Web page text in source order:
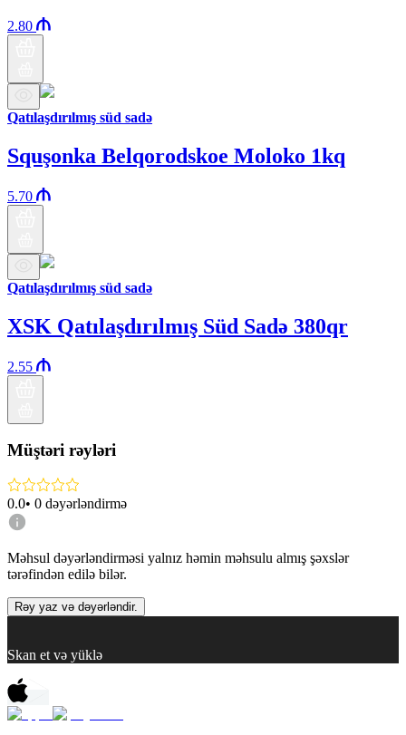
2.80
Qatılaşdırılmış süd sadə
Squşonka Belqorodskoe Moloko 1kq
5.70
Qatılaşdırılmış süd sadə
XSK Qatılaşdırılmış Süd Sadə 380qr
2.55
Müştəri rəyləri
0.0• 0 dəyərləndirmə
Məhsul dəyərləndirməsi yalnız həmin məhsulu almış şəxslər
tərəfindən edilə bilər.
Rəy yaz və dəyərləndir.
Skan et və yüklə